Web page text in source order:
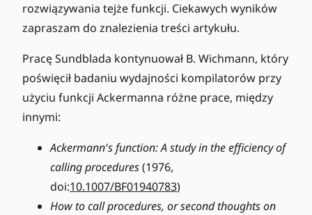
rozwiązywania tejże funkcji. Ciekawych wyników
zapraszam do znalezienia treści artykułu.
Pracę Sundblada kontynuował B. Wichmann, który
poświęcił badaniu wydajności kompilatorów przy
użyciu funkcji Ackermanna różne prace, między
innymi:
Ackermann's function: A study in the efficiency of
calling procedures(1976,
doi:10.1007/BF01940783)
How to call procedures, or second thoughts on